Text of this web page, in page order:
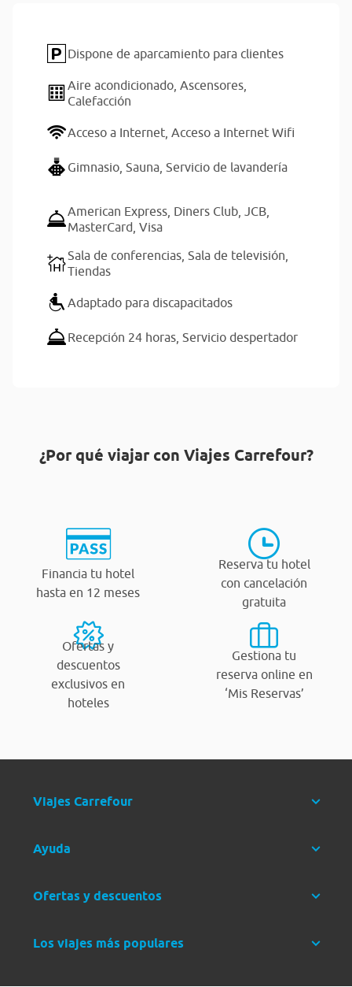
Dispone de aparcamiento para clientes
Aire acondicionado, Ascensores,
Calefacción
Acceso a Internet, Acceso a Internet Wifi
Gimnasio, Sauna, Servicio de lavandería
American Express, Diners Club, JCB,
MasterCard, Visa
Sala de conferencias, Sala de televisión,
Tiendas
Adaptado para discapacitados
Recepción 24 horas, Servicio despertador
¿Por qué viajar con Viajes Carrefour?
Financia tu hotel
hasta en 12 meses
Reserva tu hotel
con cancelación
gratuita
Ofertas y
descuentos
exclusivos en
hoteles
Gestiona tu
reserva online en
‘Mis Reservas’
Viajes Carrefour
Ayuda
Ofertas y descuentos
Los viajes más populares